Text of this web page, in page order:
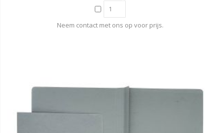
Neem contact met ons op voor prijs.